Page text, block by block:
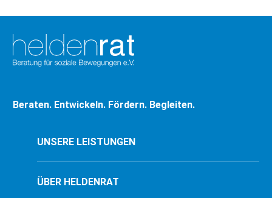
Social Entrepreneur des
ausgezeichnet. Wir
freuen…
Beraten. Entwickeln. Fördern. Begleiten.
UNSERE LEISTUNGEN
ÜBER HELDENRAT